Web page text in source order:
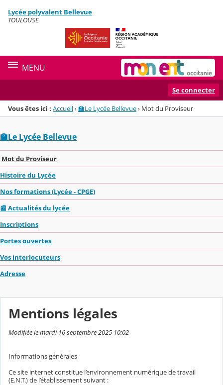
Menu de la rubrique
Contenu
Lycée polyvalent Bellevue
TOULOUSE
MENU
Se connecter
Vous êtes ici : Accueil›🏫Le Lycée Bellevue› Mot du Proviseur
🏫Le Lycée Bellevue
Mot du Proviseur
Histoire du Lycée
Nos formations (Lycée - CPGE)
📰 Actualités du lycée
Inscriptions
Portes ouvertes
Vos interlocuteurs
Adresse
Mentions légales
Modifiée le mardi 16 septembre 2025 10:02
Informations générales
Ce site internet constitue l’environnement numérique de travail
(E.N.T.) de l’établissement suivant :